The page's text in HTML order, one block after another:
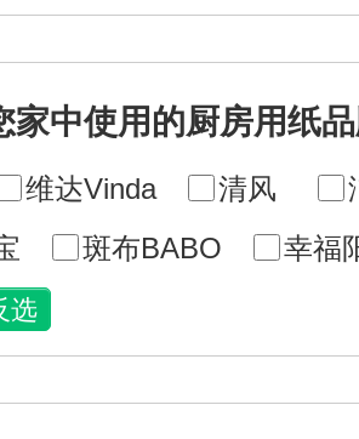
家中使用的厨房用纸
维达Vinda 清风
斑布BABO
幸福